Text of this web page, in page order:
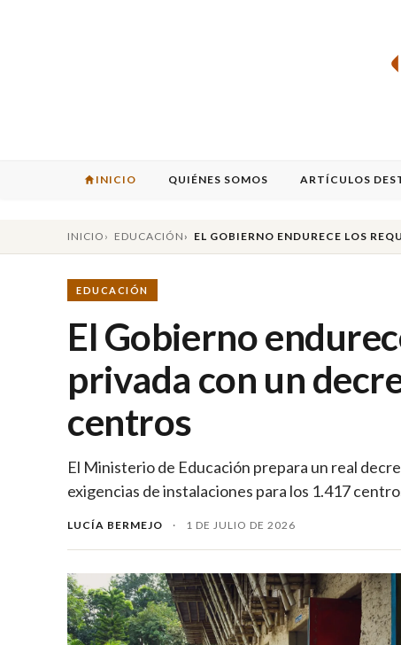
INICIO QUIÉNES SOMOS ARTÍCULOS
INICIO EDUCACIÓN EL GOBIERNO ENDURECE LOS
EDUCACIÓN
El Gobierno
privada con un
centros
El Ministerio de Educación prepara un real
exigencias de instalaciones para los 1.417
LUCÍA BERMEJO · 1 DE JULIO DE 2026